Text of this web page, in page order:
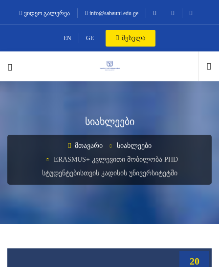
ვიდეო გალერეა info@sabauni.edu.ge
EN GE შესვლა
სიახლეები
ᲛᲗᲐᲕᲐᲠᲘ
ᲡᲘᲐᲮᲚᲔᲔᲑᲘ
ERASMUS+ ᲙᲕᲚᲔᲕᲘᲗᲘ ᲛᲝᲑᲘᲚᲝᲑᲐ PHD
ᲡᲢᲣᲓᲔᲜᲢᲔᲑᲘᲡᲗᲕᲘᲡ ᲙᲐᲓᲘᲡᲘᲡ ᲣᲜᲘᲕᲔᲠᲡᲘᲢᲔᲢᲨᲘ
20